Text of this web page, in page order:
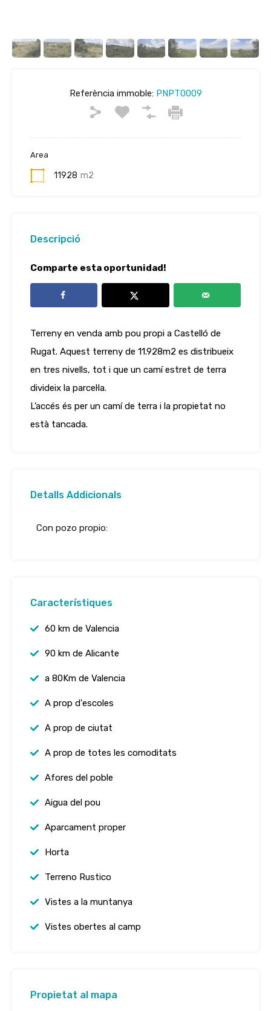
Referència immoble:PNPT0009
Area
11928 m2
Descripció
Comparte esta oportunidad!
Terreny en venda amb pou propi a Castelló de
Rugat. Aquest terreny de 11.928m2 es distribueix
en tres nivells, tot i que un camí estret de terra
divideix la parcel·la.
L’accés és per un camí de terra i la propietat no
està tancada.
Detalls Addicionals
Con pozo propio:
Característiques
60 km de Valencia
90 km de Alicante
a 80Km de Valencia
A prop d'escoles
A prop de ciutat
A prop de totes les comoditats
Afores del poble
Aigua del pou
Aparcament proper
Horta
Terreno Rustico
Vistes a la muntanya
Vistes obertes al camp
Propietat al mapa